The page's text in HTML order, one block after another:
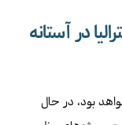
در آستانه
که میزبان اصلی المپیک ۲۰۳۲ خواهد بود، در حال